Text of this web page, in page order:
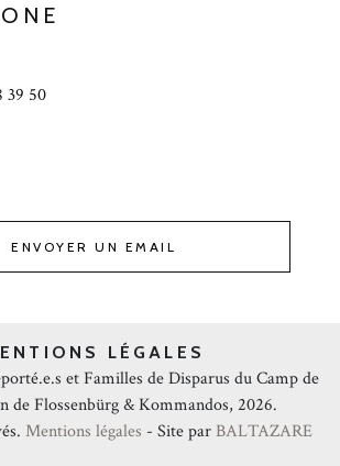
39 50
ENVOYER UN EMAIL
LÉGALES
et Familles de Disparus du Camp de
de Flossenbürg & Kommandos, 2026.
Mentions légales - Site par BALTAZARE